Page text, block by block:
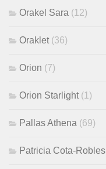
Orakel Sara (12)
Oraklet (36)
Orion (7)
Orion Starlight (1)
Pallas Athena (69)
Patricia Cota-Robles